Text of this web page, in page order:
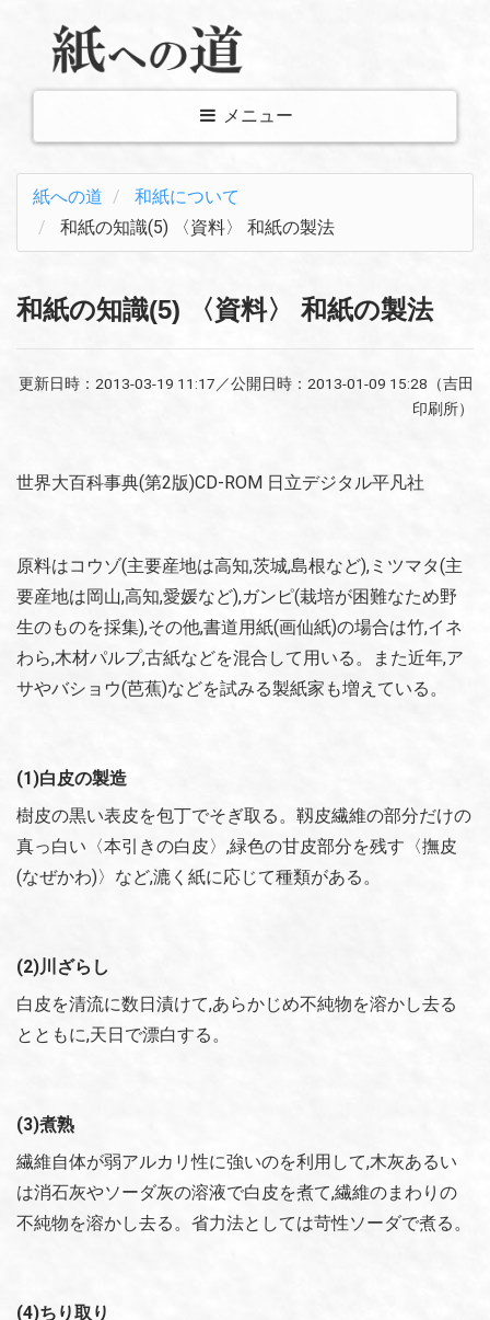
メ
ニ
ュ
ー
表
切
え
メニュー
紙への道
和紙について
和紙の知識(5) 〈資料〉 和紙の製法
和紙の知識(5) 〈資料〉 和紙の製法
更新日時： 2013-03-19 11:17 ／公開日時： 2013-01-09 15:28 （吉田
印刷所）
世界大百科事典(第2版)CD-ROM 日立デジタル平凡社
原料はコウゾ(主要産地は高知,茨城,島根など),ミツマタ(主
要産地は岡山,高知,愛媛など),ガンピ(栽培が困難なため野
生のものを採集),その他,書道用紙(画仙紙)の場合は竹,イネ
わら,木材パルプ,古紙などを混合して用いる。また近年,ア
サやバショウ(芭蕉)などを試みる製紙家も増えている。
(1)白皮の製造
樹皮の黒い表皮を包丁でそぎ取る。靱皮繊維の部分だけの
真っ白い〈本引きの白皮〉,緑色の甘皮部分を残す〈撫皮
(なぜかわ)〉など,漉く紙に応じて種類がある。
(2)川ざらし
白皮を清流に数日漬けて,あらかじめ不純物を溶かし去る
とともに,天日で漂白する。
(3)煮熟
繊維自体が弱アルカリ性に強いのを利用して,木灰あるい
は消石灰やソーダ灰の溶液で白皮を煮て,繊維のまわりの
不純物を溶かし去る。省力法としては苛性ソーダで煮る。
(4)ちり取り